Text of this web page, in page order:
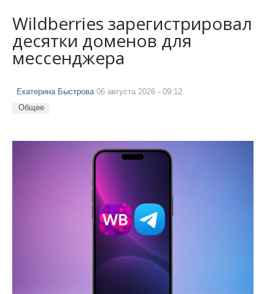
Wildberries зарегистрировал
десятки доменов для
мессенджера
Екатерина Быстрова06 августа 2026 - 09:12
Общее